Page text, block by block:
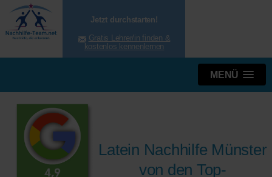
Jetzt durchstarten!
Gratis Lehrer/in finden &
kostenlos kennenlernen
MENÜ
Latein Nachhilfe Münster
von den Top-